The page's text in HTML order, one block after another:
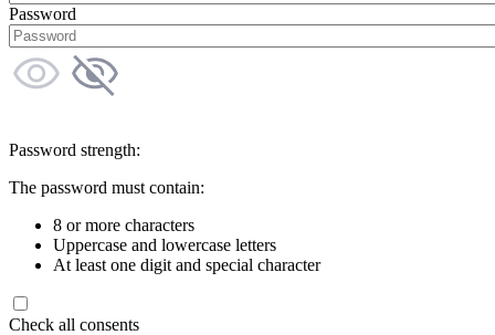
Password
Password strength:
The password must contain:
8 or more characters
Uppercase and lowercase letters
At least one digit and special character
Check all consents